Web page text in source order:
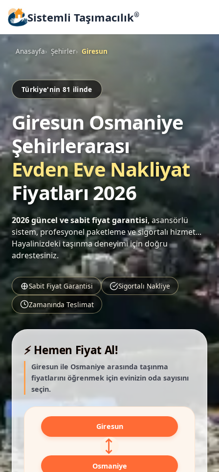
Sistemli Taşımacılık®
Anasayfa Şehirler Giresun
Türkiye'nin 81 ilinde
Giresun Osmaniye
Şehirlerarası
Evden Eve Nakliyat
Fiyatları 2026
2026 güncel ve sabit fiyat garantisi, asansörlü
sistem, profesyonel paketleme ve sigortalı hizmet...
Hayalinizdeki taşınma deneyimi için doğru
adrestesiniz.
Sabit Fiyat Garantisi
Sigortalı Nakliye
Zamanında Teslimat
⚡ Hemen Fiyat Al!
Giresun ile Osmaniye arasında taşınma
fiyatlarını öğrenmek için evinizin oda sayısını
seçin.
Giresun
⟷
Osmaniye